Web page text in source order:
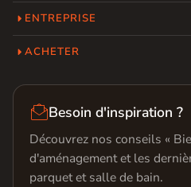
ENTREPRISE
ACHETER
Besoin d'inspiration ?
Découvrez nos conseils «
d'aménagement et les
parquet et salle de bain.